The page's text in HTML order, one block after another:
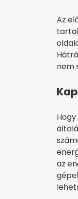
Az
nem
az